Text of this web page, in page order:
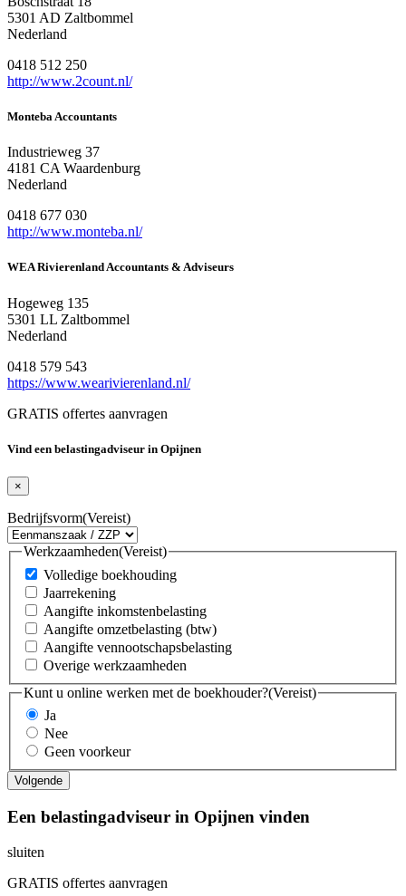
5301 AD Zaltbommel
Nederland
0418 512 250
http://www.2count.nl/
Monteba Accountants
Industrieweg 37
4181 CA Waardenburg
Nederland
0418 677 030
http://www.monteba.nl/
WEA Rivierenland Accountants & Adviseurs
Hogeweg 135
5301 LL Zaltbommel
Nederland
0418 579 543
https://www.wearivierenland.nl/
GRATIS offertes aanvragen
Vind een belastingadviseur in Opijnen
×
Bedrijfsvorm(Vereist)
Werkzaamheden(Vereist)
Volledige boekhouding
Jaarrekening
Aangifte inkomstenbelasting
Aangifte omzetbelasting (btw)
Aangifte vennootschapsbelasting
Overige werkzaamheden
Kunt u online werken met de boekhouder?(Vereist)
Ja
Nee
Geen voorkeur
Een belastingadviseur in Opijnen vinden
sluiten
GRATIS offertes aanvragen